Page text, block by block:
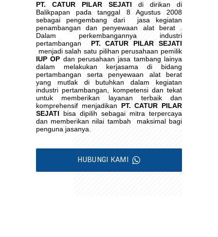
PT. CATUR PILAR SEJATI di dirikan di
Balikpapan pada tanggal 8 Agustus 2008
sebagai pengembang dari
jasa kegiatan
penambangan dan penyewaan alat berat .
Dalam perkembangannya industri
pertambangan
PT. CATUR PILAR SEJATI
menjadi salah satu pilihan perusahaan pemilik
IUP OP dan perusahaan jasa tambang lainya
dalam melakukan kerjasama di bidang
pertambangan serta penyewaan alat berat
yang mutlak di butuhkan dalam kegiatan
industri pertambangan, kompetensi dan tekat
untuk memberikan layanan terbaik dan
komprehensif menjadikan PT. CATUR PILAR
SEJATI bisa dipilih sebagai mitra terpercaya
dan memberikan nilai tambah
maksimal bagi
penguna jasanya.
HUBUNGI KAMI